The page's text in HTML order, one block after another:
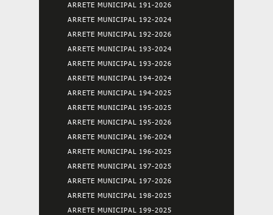
ARRETE MUNICIPAL 191-2026
ARRETE MUNICIPAL 192-2024
ARRETE MUNICIPAL 192-2026
ARRETE MUNICIPAL 193-2024
ARRETE MUNICIPAL 193-2026
ARRETE MUNICIPAL 194-2024
ARRETE MUNICIPAL 194-2025
ARRETE MUNICIPAL 195-2025
ARRETE MUNICIPAL 195-2026
ARRETE MUNICIPAL 196-2024
ARRETE MUNICIPAL 196-2025
ARRETE MUNICIPAL 197-2025
ARRETE MUNICIPAL 197-2026
ARRETE MUNICIPAL 198-2025
ARRETE MUNICIPAL 199-2025